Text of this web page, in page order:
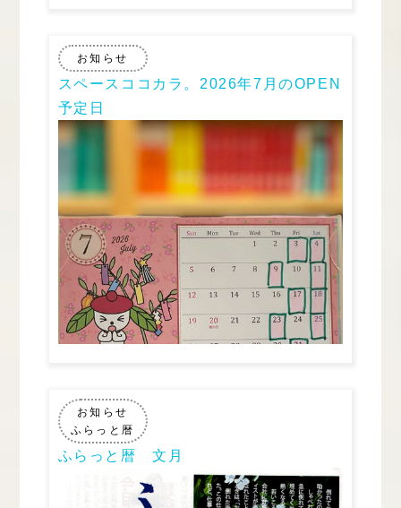
お知らせ
スペースココカラ。2026年7月のOPEN
予定日
お知らせ
ふらっと暦
ふらっと暦 文月